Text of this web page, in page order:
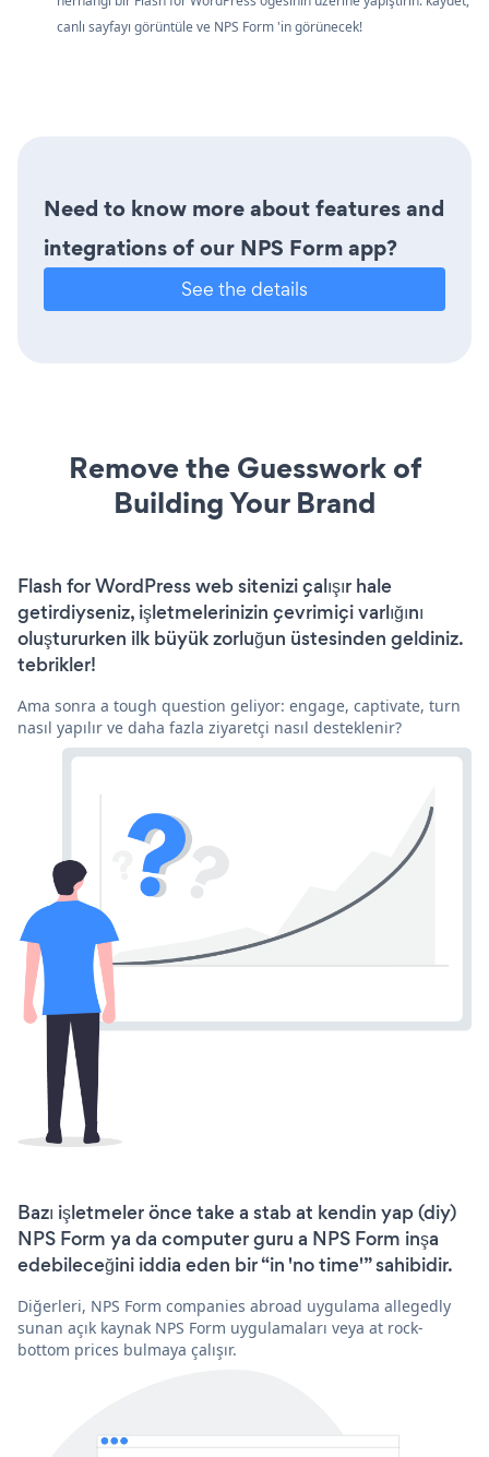
canlı sayfayı görüntüle ve NPS Form 'in görünecek!
Need to know more about features and
integrations of our NPS Form app?
See the details
Remove the Guesswork of
Building Your Brand
Flash for WordPress web sitenizi çalışır hale
getirdiyseniz, işletmelerinizin çevrimiçi varlığını
oluştururken ilk büyük zorluğun üstesinden geldiniz.
tebrikler!
Ama sonra a tough question geliyor: engage, captivate, turn
nasıl yapılır ve daha fazla ziyaretçi nasıl desteklenir?
Bazı işletmeler önce take a stab at kendin yap (diy)
NPS Form ya da computer guru a NPS Form inşa
edebileceğini iddia eden bir “in 'no time'” sahibidir.
Diğerleri, NPS Form companies abroad uygulama allegedly
sunan açık kaynak NPS Form uygulamaları veya at rock-
bottom prices bulmaya çalışır.